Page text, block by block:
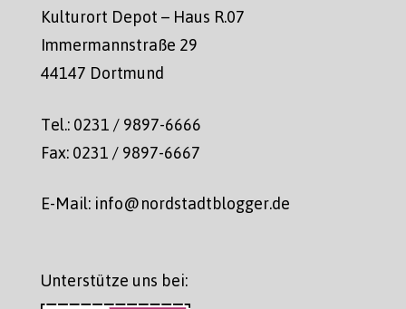
Kulturort Depot – Haus R.07
Immermannstraße 29
44147 Dortmund
Tel.: 0231 / 9897-6666
Fax: 0231 / 9897-6667
E-Mail: info@nordstadtblogger.de
Unterstütze uns bei: